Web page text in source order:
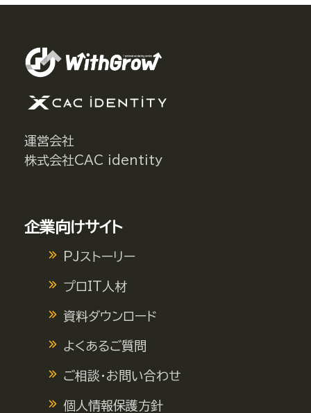
運営会社
株式会社CAC identity
企業向けサイト
PJストーリー
プロIT人材
資料ダウンロード
よくあるご質問
ご相談・お問い合わせ
個人情報保護方針